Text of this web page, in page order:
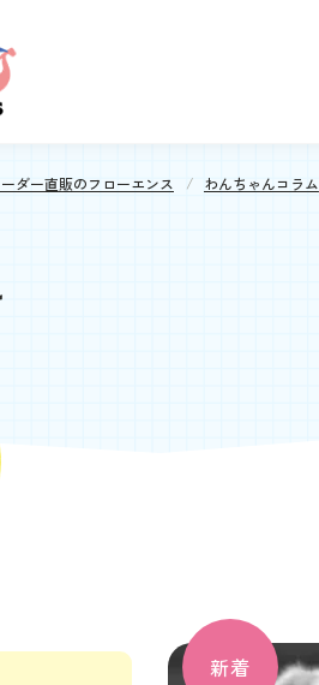
ダー直販のフローエンス わんちゃんコラム
新着